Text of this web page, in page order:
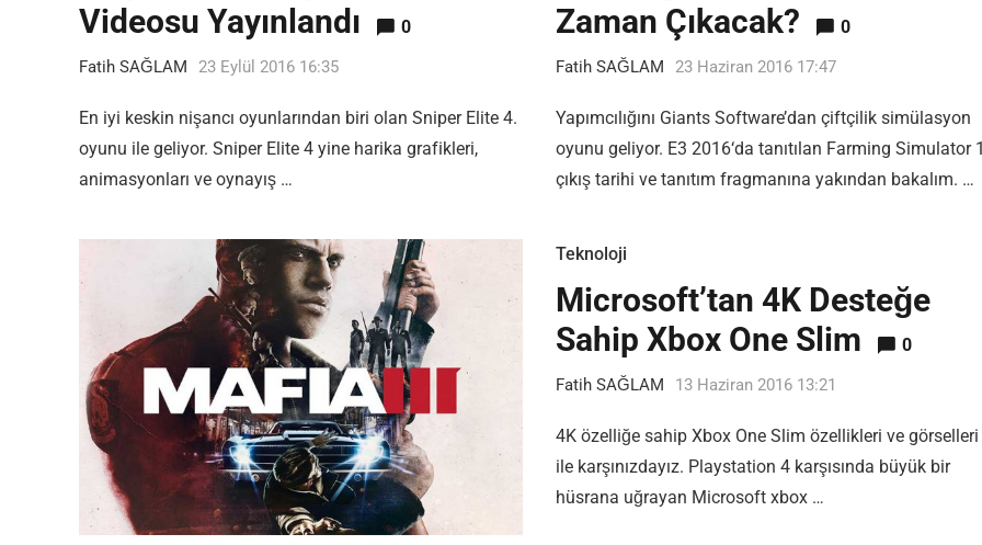
Videosu Yayınlandı
0
Fatih SAĞLAM 23 Eylül 2016 16:35
En iyi keskin nişancı oyunlarından biri olan Sniper Elite 4.
oyunu ile geliyor. Sniper Elite 4 yine harika grafikleri,
animasyonları ve oynayış …
Zaman Çıkacak?
0
Fatih SAĞLAM 23 Haziran 2016 17:47
Yapımcılığını Giants Software’dan çiftçilik simülasyon
oyunu geliyor. E3 2016‘da tanıtılan Farming Simulator
çıkış tarihi ve tanıtım fragmanına yakından bakalım. …
Teknoloji
Microsoft’tan 4K Desteğe
Sahip Xbox One Slim
0
Fatih SAĞLAM 13 Haziran 2016 13:21
4K özelliğe sahip Xbox One Slim özellikleri ve görselleri
ile karşınızdayız. Playstation 4 karşısında büyük bir
hüsrana uğrayan Microsoft xbox …